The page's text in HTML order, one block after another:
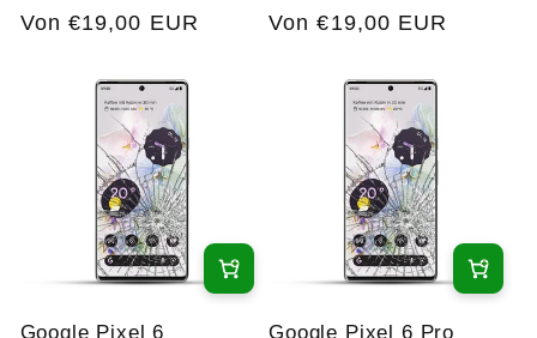
Normaler
Von €19,00 EUR
Normaler
Von €19,00 EUR
Google Pixel 6
Google Pixel 6 Pro